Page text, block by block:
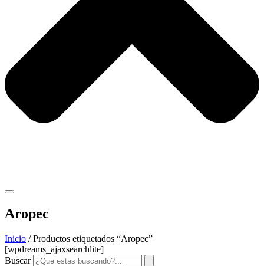
Aropec
Inicio / Productos etiquetados “Aropec”
[wpdreams_ajaxsearchlite]
Buscar